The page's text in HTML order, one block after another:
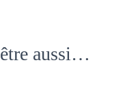
aussi…